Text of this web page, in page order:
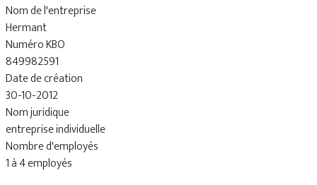
Nom de l'entreprise
Hermant
Numéro KBO
849982591
Date de création
30-10-2012
Nom juridique
entreprise individuelle
Nombre d'employés
1 à 4 employés